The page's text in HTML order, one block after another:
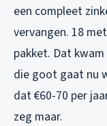
een compleet
vervangen. 18
pakket. Dat
die goot gaat nu
dat €60-70 per
zeg maar.